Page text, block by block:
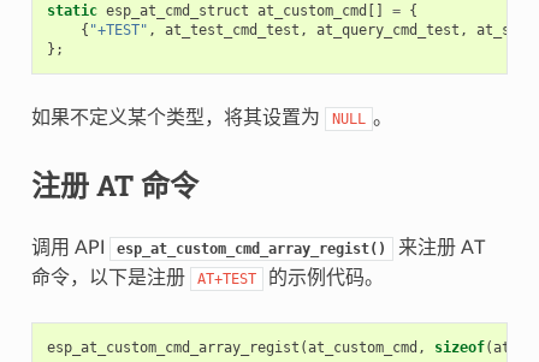
static esp_at_cmd_struct at_custom_cmd [] = {
{ "+TEST" , at_test_cmd_test , at_query_cmd_test ,
};
如果不定义某个类型，将其设置为 NULL 。
注册 AT 命令
调用 API esp_at_custom_cmd_array_regist()
来注册 AT
命令，以下是注册
AT+TEST 的示例代码。
esp_at_custom_cmd_array_regist (at_custom_cmd , sizeof(